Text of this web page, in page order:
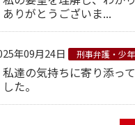
ありがとうございま...
年09月24日 刑事弁護・少
私達の気持ちに寄り添っ
した。